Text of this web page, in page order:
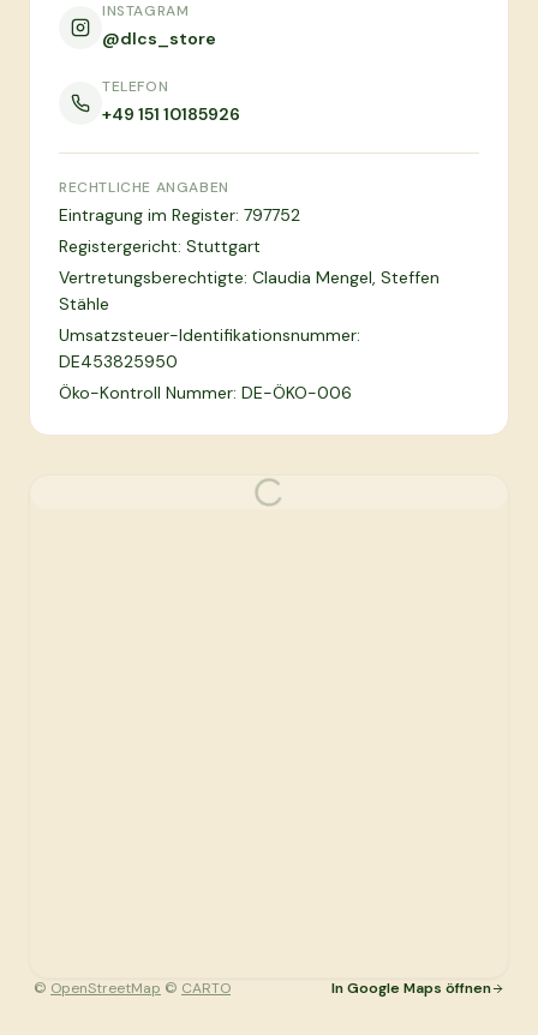
INSTAGRAM
@dlcs_store
TELEFON
+49 151 10185926
RECHTLICHE ANGABEN
Eintragung im Register: 797752
Registergericht: Stuttgart
Vertretungsberechtigte: Claudia Mengel, Steffen
Stähle
Umsatzsteuer-Identifikationsnummer:
DE453825950
Öko-Kontroll Nummer: DE-ÖKO-006
© OpenStreetMap © CARTO In Google Maps öffnen